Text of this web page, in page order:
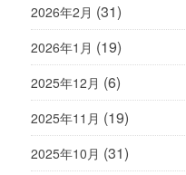
2026年2月 (31)
2026年1月 (19)
2025年12月 (6)
2025年11月 (19)
2025年10月 (31)